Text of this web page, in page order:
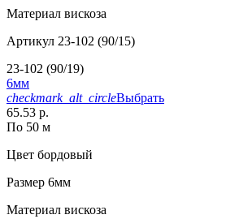
Материал вискоза
Артикул 23-102 (90/15)
23-102 (90/19)
6мм
checkmark_alt_circleВыбрать
65.53 р.
По 50 м
Цвет бордовый
Размер 6мм
Материал вискоза